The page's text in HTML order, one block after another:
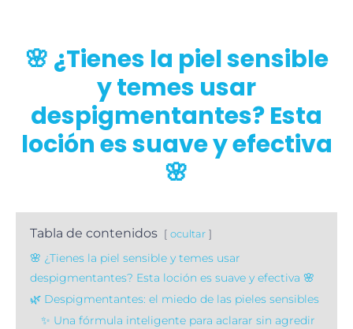
🌸 ¿Tienes la piel sensible
y temes usar
despigmentantes? Esta
loción es suave y efectiva
🌸
Tabla de contenidos ocultar
🌸 ¿Tienes la piel sensible y temes usar
despigmentantes? Esta loción es suave y efectiva 🌸
🌿 Despigmentantes: el miedo de las pieles sensibles
✨ Una fórmula inteligente para aclarar sin agredir